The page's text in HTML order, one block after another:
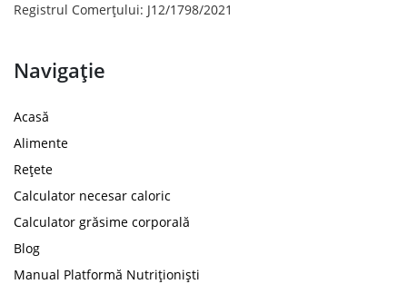
Registrul Comerțului: J12/1798/2021
Navigație
Acasă
Alimente
Rețete
Calculator necesar caloric
Calculator grăsime corporală
Blog
Manual Platformă Nutriționiști